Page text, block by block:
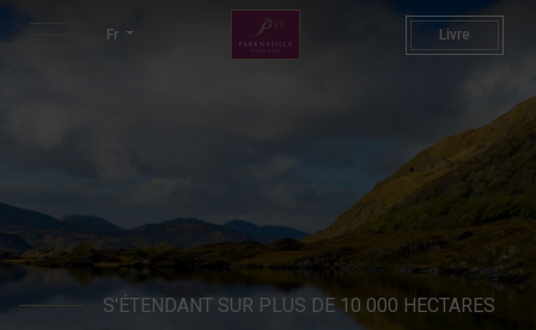
Fr
Killarney National Park |
Livre
S'ÉTENDANT SUR PLUS DE 10 000 HECTARES